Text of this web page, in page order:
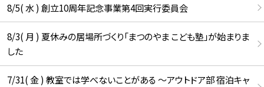
8/5( 水 ) 創立10周年記念事業第4回実行委員会
8/3( 月 ) 夏休みの居場所づくり「まつのやま こども塾」が始まりま
した
7/31( 金 ) 教室では学べないことがある ～アウトドア部 宿泊キャ